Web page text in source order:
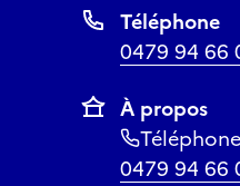
Téléphone
0479 94 66
À propos
Téléphone
0479 94 66